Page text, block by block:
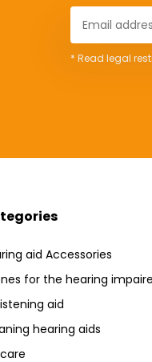
* Read legal
aid Accessories
for the hearing
aid
hearing aids